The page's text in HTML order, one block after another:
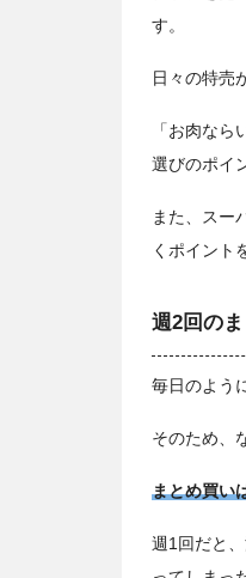
す。
日々の特売
「お肉な
選びのポイ
また、スー
くポイント
週2回の
毎日のよう
そのため、
まとめ買い
週1回だと